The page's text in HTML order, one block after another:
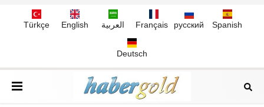
Türkçe English العربية Français русский Spanish
Deutsch